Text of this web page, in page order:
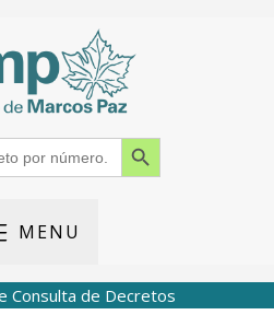
Search Button
MENU
Consulta de Decretos